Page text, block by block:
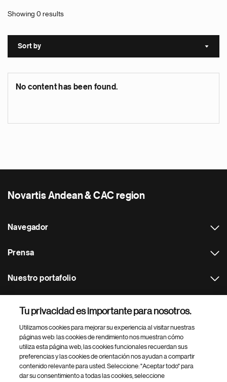
Showing 0 results
Sort by Sort
No content has been found.
Novartis Andean & CAC region
Navegador
Prensa
Nuestro portafolio
Footer Site Search
Tu privacidad es importante para nosotros.
Utilizamos cookies para mejorar su experiencia al visitar nuestras
páginas web: las cookies de rendimiento nos muestran cómo
utiliza esta página web, las cookies funcionales recuerdan sus
preferencias y las cookies de orientación nos ayudan a compartir
contenido relevante para usted. Seleccione: "Aceptar todo" para
dar su consentimiento a todas las cookies, seleccione